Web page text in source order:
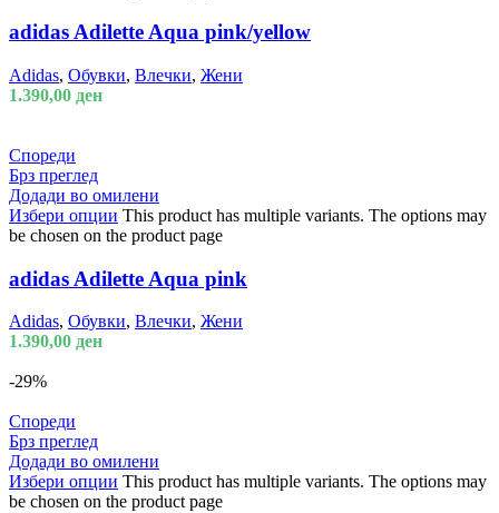
adidas Adilette Aqua pink/yellow
Adidas, Обувки, Влечки, Жени
1.390,00 ден
Спореди
Брз преглед
Додади во омилени
Избери опции This product has multiple variants. The options may
be chosen on the product page
adidas Adilette Aqua pink
Adidas, Обувки, Влечки, Жени
1.390,00 ден
-29%
Спореди
Брз преглед
Додади во омилени
Избери опции This product has multiple variants. The options may
be chosen on the product page